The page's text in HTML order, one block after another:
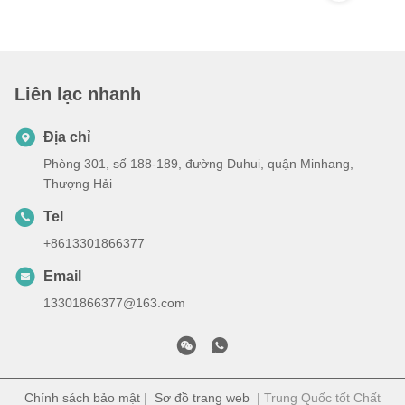
Liên lạc nhanh
Địa chỉ
Phòng 301, số 188-189, đường Duhui, quận Minhang,
Thượng Hải
Tel
+8613301866377
Email
13301866377@163.com
Chính sách bảo mật | Sơ đồ trang web | Trung Quốc tốt Chất